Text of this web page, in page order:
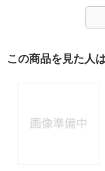
この商品を見た人